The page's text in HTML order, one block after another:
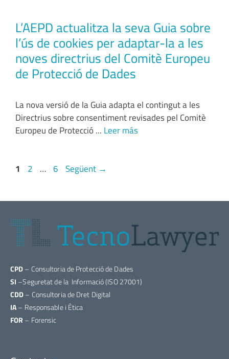
L’AEPD actualitza la seva Guia sobre
l’ús de cookies per adaptar-la a les
noves directrius del Comitè Europeu
de Protecció de Dades
La nova versió de la Guia adapta el contingut a les
Directrius sobre consentiment revisades pel Comitè
Europeu de Protecció ... Leer más
1 2 … 6 Següent →
CPD– Consultoria de Protecció de Dades
SI –Seguretat de la Informació (ISO 27001)
CDD– Consultoria de Dret Digital
IA– Responsable i Ètica
FOR – Forensic